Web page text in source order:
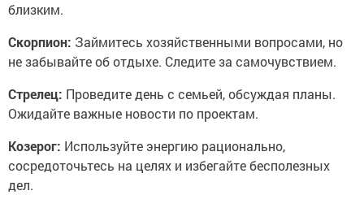
близким.
Скорпион: Займитесь хозяйственными вопросами, но
не забывайте об отдыхе. Следите за самочувствием.
Стрелец: Проведите день с семьей, обсуждая планы.
Ожидайте важные новости по проектам.
Козерог: Используйте энергию рационально,
сосредоточьтесь на целях и избегайте бесполезных
дел.